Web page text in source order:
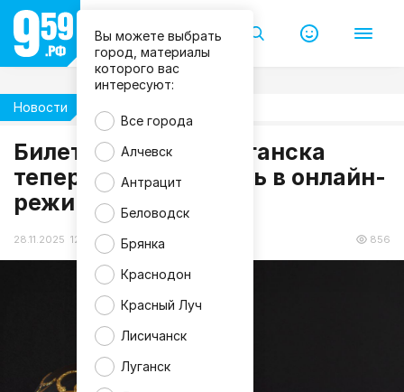
Вы можете выбрать
город, материалы
которого вас
интересуют:
Все города
Алчевск
Антрацит
Беловодск
Брянка
Краснодон
Красный Луч
Лисичанск
Луганск
Новости
Билеты в театры Луганска
теперь можно купить в онлайн-
режиме
28.11.2025 12:14 856
f
r
e
e
p
k